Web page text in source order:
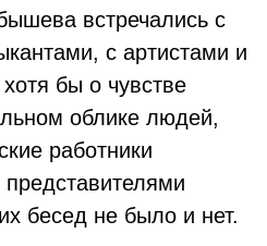
встречались с
с артистами и
бы о чувстве
облике людей,
работники
представителями
бесед не было и нет.